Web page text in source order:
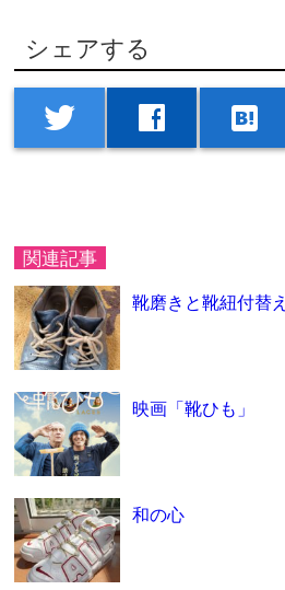
シェアする
twitter facebook hatenabookmark
関連記事
靴磨きと靴紐付替え
映画「靴ひも」
和の心